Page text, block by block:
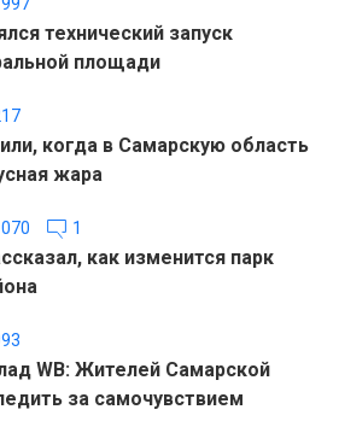
технический запуск
площади
когда в Самарскую область
жара
1
как изменится парк
WB: Жителей Самарской
за самочувствием